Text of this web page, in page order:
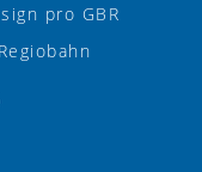
pro GBR